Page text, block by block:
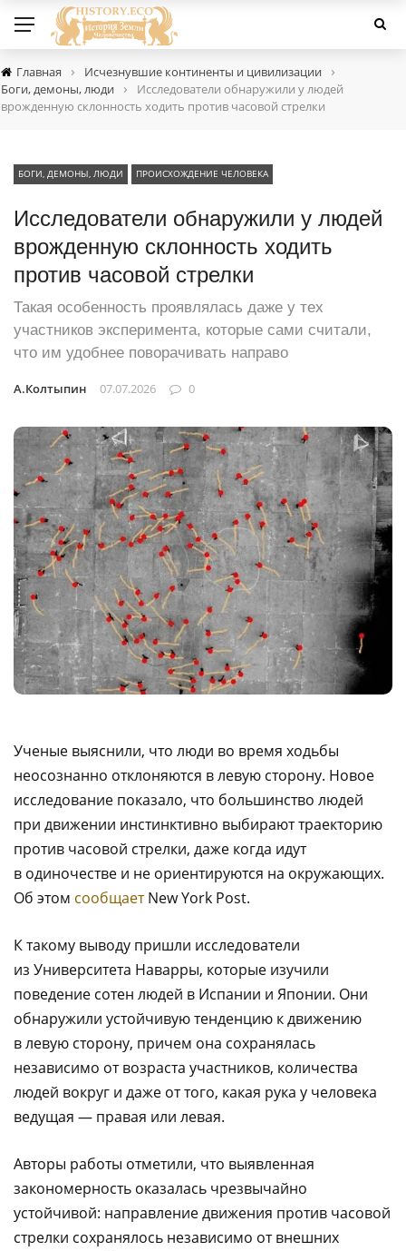
Главная › Исчезнувшие континенты и цивилизации ›
Боги, демоны, люди ›
Исследователи обнаружили у людей
врожденную склонность ходить против часовой стрелки
БОГИ, ДЕМОНЫ, ЛЮДИ ПРОИСХОЖДЕНИЕ ЧЕЛОВЕКА
Исследователи обнаружили у людей
врожденную склонность ходить
против часовой стрелки
Такая особенность проявлялась даже у тех
участников эксперимента, которые сами считали,
что им удобнее поворачивать направо
А.Колтыпин 07.07.2026 0
Ученые выяснили, что люди во время ходьбы
неосознанно отклоняются в левую сторону. Новое
исследование показало, что большинство людей
при движении инстинктивно выбирают траекторию
против часовой стрелки, даже когда идут
в одиночестве и не ориентируются на окружающих.
Об этом сообщаетNew York Post.
К такому выводу пришли исследователи
из Университета Наварры, которые изучили
поведение сотен людей в Испании и Японии. Они
обнаружили устойчивую тенденцию к движению
в левую сторону, причем она сохранялась
независимо от возраста участников, количества
людей вокруг и даже от того, какая рука у человека
ведущая — правая или левая.
Авторы работы отметили, что выявленная
закономерность оказалась чрезвычайно
устойчивой: направление движения против часовой
стрелки сохранялось независимо от внешних